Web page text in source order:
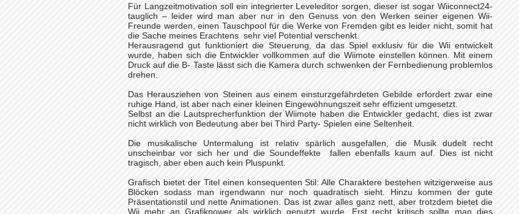
Für Langzeitmotivation soll ein integrierter Leveleditor sorgen, dieser ist sogar Wiiconnect24-
tauglich – leider wird man aber nur in den Genuss von den Werken seiner eigenen Wii-
Freunde werden, einen Tauschpool für die Werke von Fremden gibt es leider nicht, somit hat
die Sache meines Erachtens sehr viel Potential verschenkt.
Herausragend gut funktioniert die Steuerung, da das Spiel exklusiv für die Wii entwickelt
wurde, haben sich die Entwickler vollkommen auf die Wiimote einstellen können. Mit einem
Druck auf die B- Taste lässt sich die Kamera durch schwenken der Fernbedienung problemlos
drehen.
Das Herausziehen von Steinen aus einem einsturzgefährdeten Gebilde erfordert zwar eine
ruhige Hand, ist aber nach einer kleinen Eingewöhnungszeit sehr effizient umgesetzt.
Selbst an die Lautsprecherfunktion der Wiimote haben die Entwickler gedacht, dies ist zwar
nicht wirklich von Bedeutung aber bei Third Party- Spielen eine Seltenheit.
Die musikalische Untermalung ist relativ spärlich ausgefallen, die Musik dudelt recht
unscheinbar vor sich her und die Soundeffekte fallen ebenfalls kaum auf. Dies ist nicht
tragisch, aber eben auch kein Pluspunkt.
Grafisch bietet der Titel einen konsequenten Stil: Alle Charaktere bestehen witzigerweise aus
Blöcken sodass man irgendwann nur noch quadratisch sieht. Hinzu kommen der gute
Präsentationstil und nette Animationen. Das ist zwar alles ganz nett, aber trotzdem bietet die
Wii mehr an Grafikpower als wirklich genutzt wurde. Erst recht kritisch sollte man dies